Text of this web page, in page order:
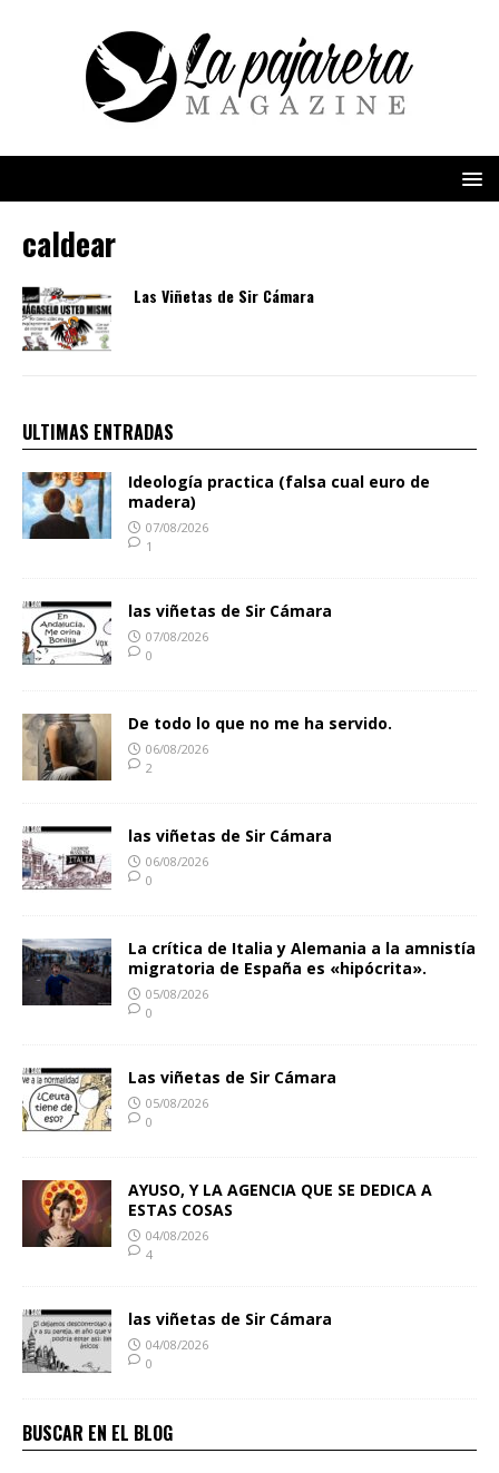
caldear
Las Viñetas de Sir Cámara
ULTIMAS ENTRADAS
Ideología practica (falsa cual euro de
madera)
07/08/2026
1
las viñetas de Sir Cámara
07/08/2026
0
De todo lo que no me ha servido.
06/08/2026
2
las viñetas de Sir Cámara
06/08/2026
0
La crítica de Italia y Alemania a la amnistía
migratoria de España es «hipócrita».
05/08/2026
0
Las viñetas de Sir Cámara
05/08/2026
0
AYUSO, Y LA AGENCIA QUE SE DEDICA A
ESTAS COSAS
04/08/2026
4
las viñetas de Sir Cámara
04/08/2026
0
BUSCAR EN EL BLOG